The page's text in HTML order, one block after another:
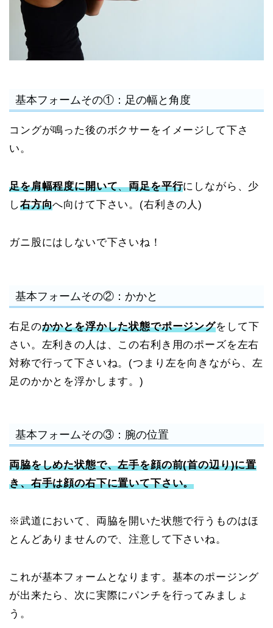
基本フォームその①：足の幅と角度
コングが鳴った後のボクサーをイメージして下さ
い。
足を肩幅程度に開いて、両足を平行にしながら、少
し右方向へ向けて下さい。(右利きの人)
ガニ股にはしないで下さいね！
基本フォームその②：かかと
右足のかかとを浮かした状態でポージングをして下
さい。左利きの人は、この右利き用のポーズを左右
対称で行って下さいね。(つまり左を向きながら、左
足のかかとを浮かします。)
基本フォームその③：腕の位置
両脇をしめた状態で、左手を顔の前(首の辺り)に置
き、右手は顔の右下に置いて下さい。
※武道において、両脇を開いた状態で行うものはほ
とんどありませんので、注意して下さいね。
これが基本フォームとなります。基本のポージング
が出来たら、次に実際にパンチを行ってみましょ
う。